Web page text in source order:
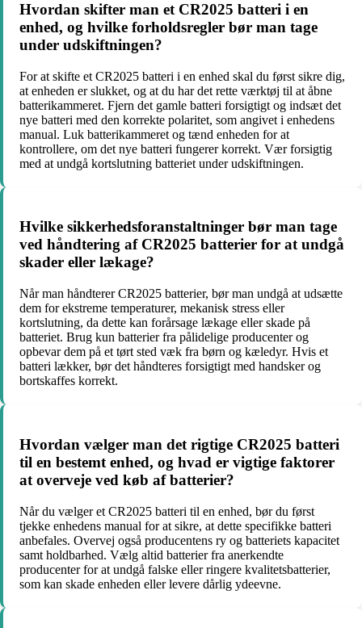
Hvordan skifter man et CR2025 batteri i en
enhed, og hvilke forholdsregler bør man tage
under udskiftningen?
For at skifte et CR2025 batteri i en enhed skal du først sikre dig,
at enheden er slukket, og at du har det rette værktøj til at åbne
batterikammeret. Fjern det gamle batteri forsigtigt og indsæt det
nye batteri med den korrekte polaritet, som angivet i enhedens
manual. Luk batterikammeret og tænd enheden for at
kontrollere, om det nye batteri fungerer korrekt. Vær forsigtig
med at undgå kortslutning batteriet under udskiftningen.
Hvilke sikkerhedsforanstaltninger bør man tage
ved håndtering af CR2025 batterier for at undgå
skader eller lækage?
Når man håndterer CR2025 batterier, bør man undgå at udsætte
dem for ekstreme temperaturer, mekanisk stress eller
kortslutning, da dette kan forårsage lækage eller skade på
batteriet. Brug kun batterier fra pålidelige producenter og
opbevar dem på et tørt sted væk fra børn og kæledyr. Hvis et
batteri lækker, bør det håndteres forsigtigt med handsker og
bortskaffes korrekt.
Hvordan vælger man det rigtige CR2025 batteri
til en bestemt enhed, og hvad er vigtige faktorer
at overveje ved køb af batterier?
Når du vælger et CR2025 batteri til en enhed, bør du først
tjekke enhedens manual for at sikre, at dette specifikke batteri
anbefales. Overvej også producentens ry og batteriets kapacitet
samt holdbarhed. Vælg altid batterier fra anerkendte
producenter for at undgå falske eller ringere kvalitetsbatterier,
som kan skade enheden eller levere dårlig ydeevne.